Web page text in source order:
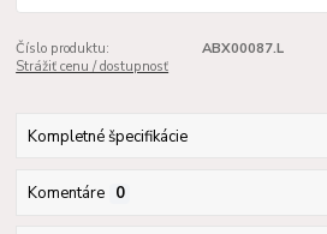
Číslo produktu:
ABX00087.L
Strážiť cenu / dostupnosť
Kompletné špecifikácie
Komentáre 0